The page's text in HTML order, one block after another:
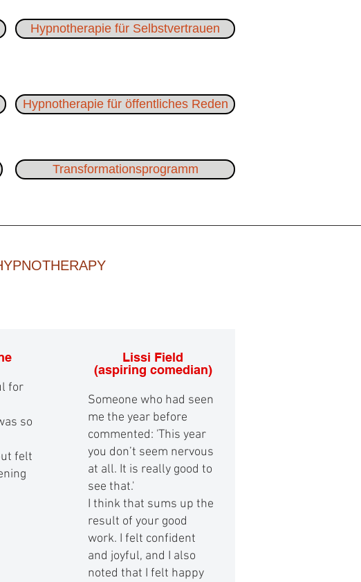
Hypnotherapie für Selbstvertrauen
Hypnotherapie für öffentliches Reden
Transformationsprogramm
for
so
felt
Lissi Field
(aspiring comedian)
Someone who had seen
me the year before
commented: 'This year
you don’t seem nervous
at all. It is really good to
see that.'
I think that sums up the
result of your good
work. I felt confident
and joyful, and I also
noted that I felt happy